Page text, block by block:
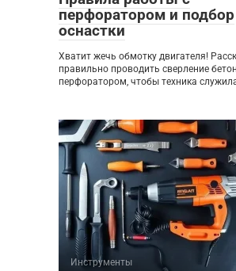
перфоратором и подбор
оснастки
Хватит жечь обмотку двигателя!
правильно проводить сверление
перфоратором, чтобы техника
Инструменты